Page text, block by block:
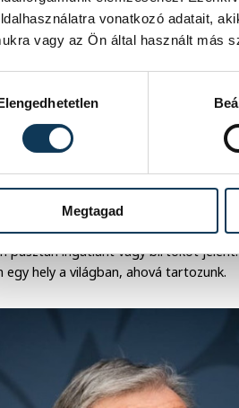
vonatkozó adatait,
vagy az Ön által használt más
kiválasztása
Megtagad
a szerző nagyapja, aki 1900-ban
mégis könyvet írt róla. Borisz
az embert kereste a dátumok mögött.
a döntéseit?
kérdéséről, a hazátlanságról beszélt.
a sorsa kísértetiesen
– mondták az indiánok. „Itt is
tépni és át lehet ültetni máshová,
pusztán ingatlant vagy birtokot
hely a világban, ahová tartozunk.